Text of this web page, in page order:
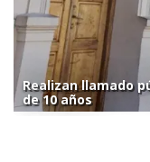
Realizan llamado
de 10 años